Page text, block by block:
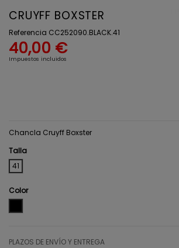
CRUYFF BOXSTER
Referencia CC252090.BLACK.41
40,00 €
Impuestos incluidos
Chancla Cruyff Boxster
Talla
41
Color
PLAZOS DE ENVÍO Y ENTREGA